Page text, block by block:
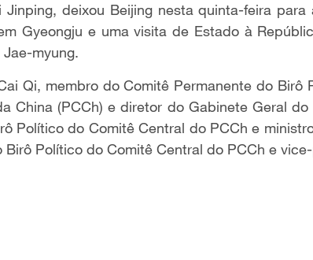
deixou Beijing nesta quinta-feira para
Gyeongju e uma visita de Estado à
myung.
Qi, membro do Comitê Permanente do Birô
China (PCCh) e diretor do Gabinete Geral
Político do Comitê Central do PCCh e
Birô Político do Comitê Central do PCCh e